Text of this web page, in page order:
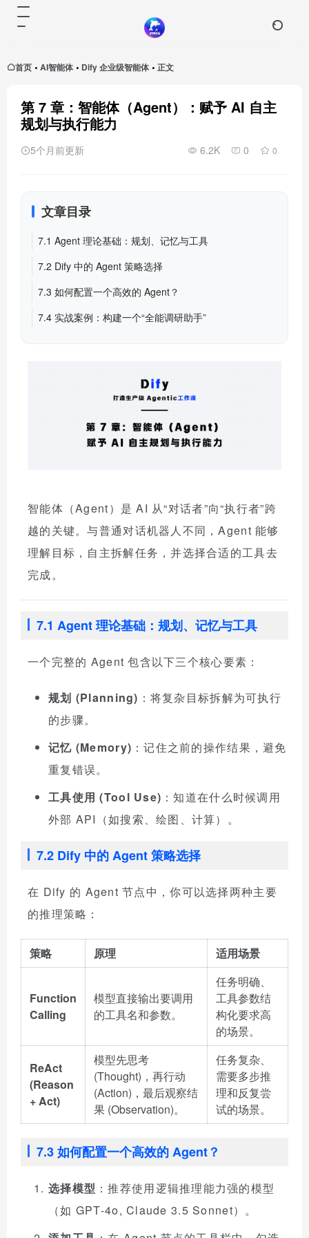
首页 • AI智能体 • Dify 企业级智能体 • 正文
第 7 章：智能体（Agent）：赋予 AI 自主
规划与执行能力
5个月前更新 6.2K 0 0
文章目录
7.1 Agent 理论基础：规划、记忆与工具
7.2 Dify 中的 Agent 策略选择
7.3 如何配置一个高效的 Agent？
7.4 实战案例：构建一个“全能调研助手”
智能体（Agent）是 AI 从“对话者”向“执行者”跨
越的关键。与普通对话机器人不同，Agent 能够
理解目标，自主拆解任务，并选择合适的工具去
完成。
7.1 Agent 理论基础：规划、记忆与工具
一个完整的 Agent 包含以下三个核心要素：
规划 (Planning) ：将复杂目标拆解为可执行
的步骤。
记忆 (Memory) ：记住之前的操作结果，避免
重复错误。
工具使用 (Tool Use) ：知道在什么时候调用
外部 API（如搜索、绘图、计算）。
7.2 Dify 中的 Agent 策略选择
在 Dify 的 Agent 节点中，你可以选择两种主要
的推理策略：
策略 原理 适用场景
Function
Calling
模型直接输出要调用
的工具名和参数。
任务明确、
工具参数结
构化要求高
的场景。
ReAct
(Reason
+ Act)
模型先思考
(Thought)，再行动
(Action)，最后观察结
果 (Observation)。
任务复杂、
需要多步推
理和反复尝
试的场景。
7.3 如何配置一个高效的 Agent？
选择模型 ：推荐使用逻辑推理能力强的模型
（如 GPT-4o, Claude 3.5 Sonnet）。